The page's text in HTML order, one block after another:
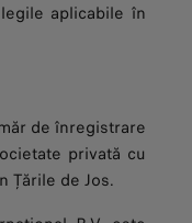
aplicabile în
de înregistrare
privată cu
Țările de Jos.